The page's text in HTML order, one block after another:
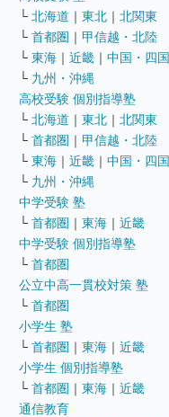
└ 北海道 ｜ 東北 ｜ 北関東
└ 首都圏 ｜ 甲信越・北陸
└ 東海 ｜ 近畿 ｜ 中国・四国
└ 九州・沖縄
高校受験 個別指導塾
└ 北海道 ｜ 東北 ｜ 北関東
└ 首都圏 ｜ 甲信越・北陸
└ 東海 ｜ 近畿 ｜ 中国・四国
└ 九州・沖縄
中学受験 塾
└ 首都圏 ｜ 東海 ｜ 近畿
中学受験 個別指導塾
└ 首都圏
公立中高一貫校対策 塾
└ 首都圏
小学生 塾
└ 首都圏 ｜ 東海 ｜ 近畿
小学生 個別指導塾
└ 首都圏 ｜ 東海 ｜ 近畿
通信教育